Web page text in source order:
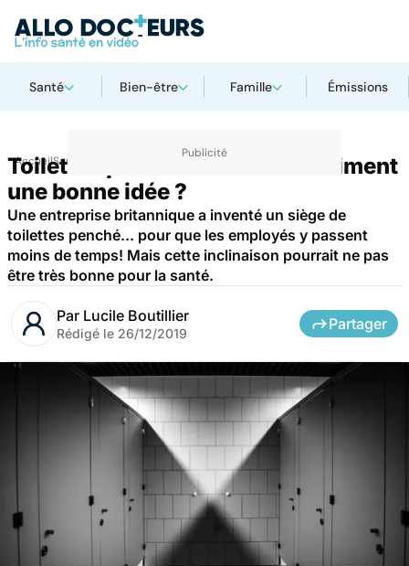
Santé Bien-être Famille Émissions
AccueilSanté
Toilettes penchées : est-ce vraiment
une bonne idée ?
Une entreprise britannique a inventé un siège de
toilettes penché... pour que les employés y passent
moins de temps! Mais cette inclinaison pourrait ne pas
être très bonne pour la santé.
Par Lucile Boutillier
Rédigé le 26/12/2019
Partager